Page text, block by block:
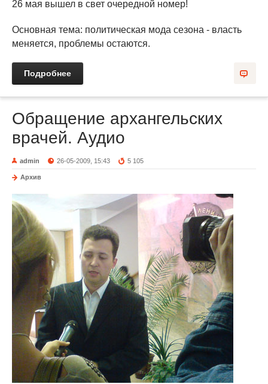
26 мая вышел в свет очередной номер!
Основная тема: политическая мода сезона - власть
меняется, проблемы остаются.
Подробнее
Обращение архангельских
врачей. Аудио
admin 26-05-2009, 15:43 5 105
Архив